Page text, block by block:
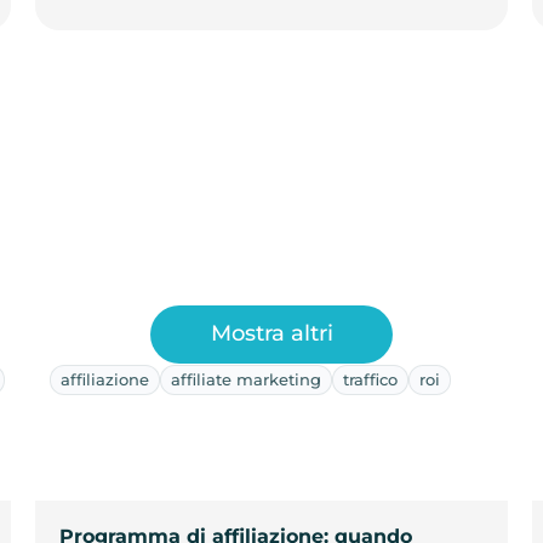
affiliazione affiliate marketing traffico roi
Programma di affiliazione: quando
Mostra altri